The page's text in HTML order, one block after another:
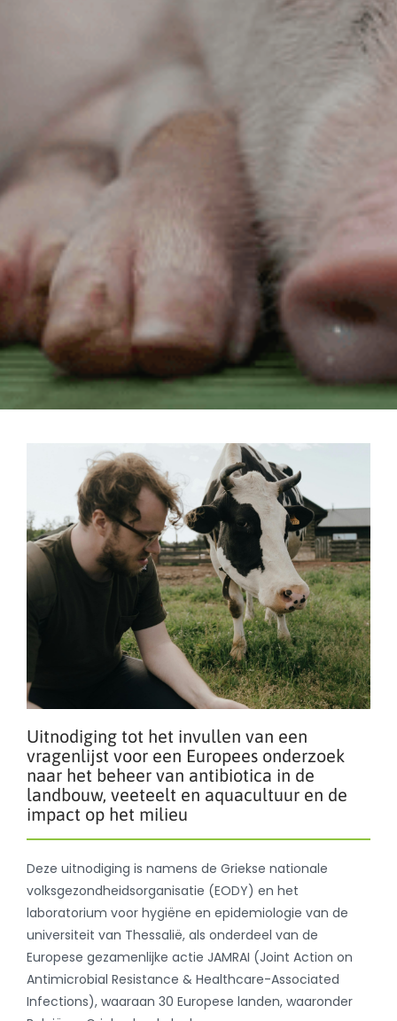
Uitnodiging tot het invullen van een
vragenlijst voor een Europees onderzoek
naar het beheer van antibiotica in de
landbouw, veeteelt en aquacultuur en de
impact op het milieu
Deze uitnodiging is namens de Griekse nationale
volksgezondheidsorganisatie (EODY) en het
laboratorium voor hygiëne en epidemiologie van de
universiteit van Thessalië, als onderdeel van de
Europese gezamenlijke actie JAMRAI (Joint Action on
Antimicrobial Resistance & Healthcare-Associated
Infections), waaraan 30 Europese landen, waaronder